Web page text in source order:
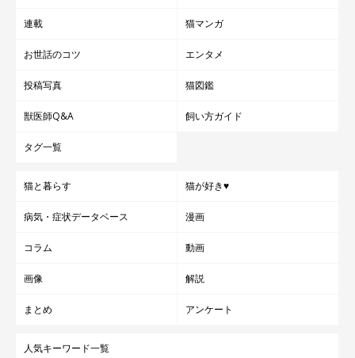
連載 猫マンガ
お世話のコツ エンタメ
投稿写真 猫図鑑
獣医師Q&A 飼い方ガイド
タグ一覧
猫と暮らす 猫が好き♥
病気・症状データベース 漫画
コラム 動画
画像 解説
まとめ アンケート
人気キーワード一覧